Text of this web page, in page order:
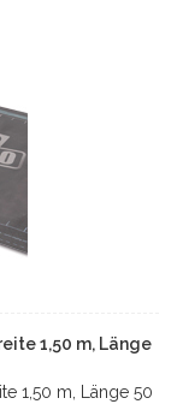
1,50 m, Länge
1,50 m, Länge 50